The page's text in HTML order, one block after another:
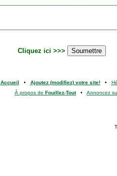
Cliquez ici >>>
Accueil • Ajoutez (modifiez) votre site!•
À propos de Fouillez-Tout• Annoncez